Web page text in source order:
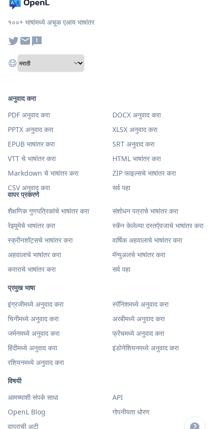
१००+ भाषांमध्ये अचूक एआय भाषांतर
वापर प्रकरणे
शैक्षणिक गुणपत्रिकांचे भाषांतर करा
संशोधन पत्राचे भाषांतर करा
रेझ्युमेचे भाषांतर करा
स्कॅन केलेल्या दस्तऐवजाचे भाषांतर करा
स्क्रीनशॉट्सचे भाषांतर करा
वार्षिक अहवालाचे भाषांतर करा
अहवालाचे भाषांतर करा
मॅन्युअलचे भाषांतर करा
कराराचे भाषांतर करा
सर्व पहा
प्रमुख भाषा
इंग्रजीमध्ये अनुवाद करा
स्पॅनिशमध्ये अनुवाद करा
चिनीमध्ये अनुवाद करा
अरबीमध्ये अनुवाद करा
जर्मनमध्ये अनुवाद करा
फ्रेंचमध्ये अनुवाद करा
हिंदीमध्ये अनुवाद करा
इंडोनेशियनमध्ये अनुवाद करा
रशियनमध्ये अनुवाद करा
अनुवाद करा
PDF अनुवाद करा
DOCX अनुवाद करा
PPTX अनुवाद करा
XLSX अनुवाद करा
EPUB भाषांतर करा
SRT अनुवाद करा
VTT चे भाषांतर करा
HTML भाषांतर करा
Markdown चे भाषांतर करा
ZIP फाइल्सचे भाषांतर करा
CSV अनुवाद करा
सर्व पहा
विषयी
आमच्याशी संपर्क साधा
API
OpenL Blog
गोपनीयता धोरण
वापराची अटी